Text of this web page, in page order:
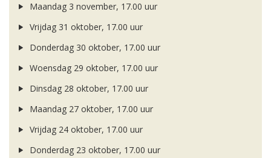
Maandag 3 november, 17.00 uur
Vrijdag 31 oktober, 17.00 uur
Donderdag 30 oktober, 17.00 uur
Woensdag 29 oktober, 17.00 uur
Dinsdag 28 oktober, 17.00 uur
Maandag 27 oktober, 17.00 uur
Vrijdag 24 oktober, 17.00 uur
Donderdag 23 oktober, 17.00 uur